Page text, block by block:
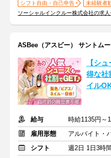
シフト自由・自己申告
未経験者
ソーシャルインクルー株式会社の求
ASBee（アスビー） サントムー
【シ
得な社
イル
給与
時給1135円～
雇用形態
アルバイト・
シフト
週2日 1日3時